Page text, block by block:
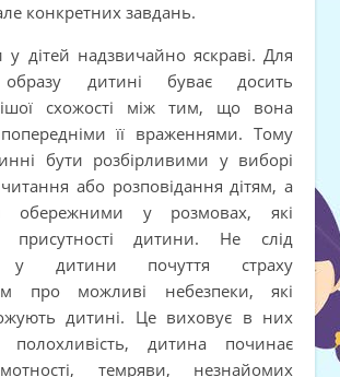
конкретних завдань.
дітей надзвичайно яскраві. Для
образу дитині буває досить
схожості між тим, що вона
її враженнями. Тому
бути розбірливими у виборі
або розповідання дітям, а
обережними у розмовах, які
присутності дитини. Не слід
у дитини почуття страху
про можливі небезпеки, які
дитині. Це виховує в них
полохливість, дитина починає
темряви, незнайомих